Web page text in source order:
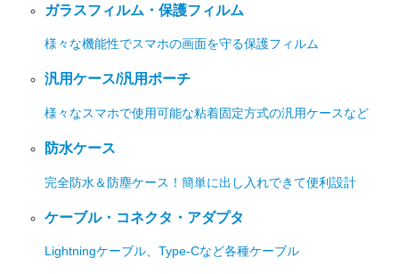
ガラスフィルム・保護フィルム
様々な機能性でスマホの画面を守る保護フィルム
汎用ケース/汎用ポーチ
様々なスマホで使用可能な粘着固定方式の汎用ケースなど
防水ケース
完全防水＆防塵ケース！簡単に出し入れできて便利設計
ケーブル・コネクタ・アダプタ
Lightningケーブル、Type-Cなど各種ケーブル